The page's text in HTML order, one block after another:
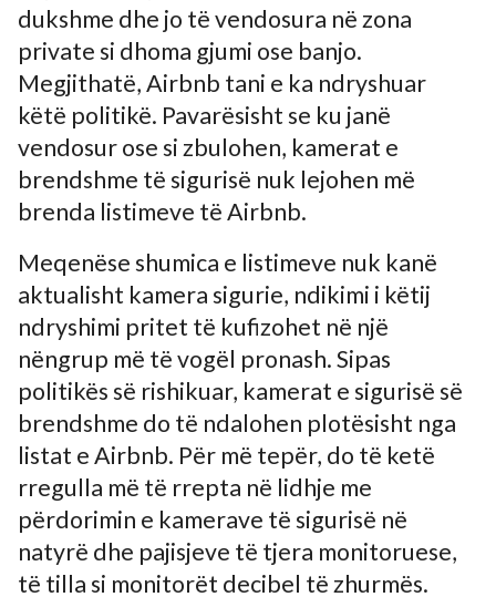
dukshme dhe jo të vendosura në zona
private si dhoma gjumi ose banjo.
Megjithatë, Airbnb tani e ka ndryshuar
këtë politikë. Pavarësisht se ku janë
vendosur ose si zbulohen, kamerat e
brendshme të sigurisë nuk lejohen më
brenda listimeve të Airbnb.
Meqenëse shumica e listimeve nuk kanë
aktualisht kamera sigurie, ndikimi i këtij
ndryshimi pritet të kufizohet në një
nëngrup më të vogël pronash. Sipas
politikës së rishikuar, kamerat e sigurisë së
brendshme do të ndalohen plotësisht nga
listat e Airbnb. Për më tepër, do të ketë
rregulla më të rrepta në lidhje me
përdorimin e kamerave të sigurisë në
natyrë dhe pajisjeve të tjera monitoruese,
të tilla si monitorët decibel të zhurmës.